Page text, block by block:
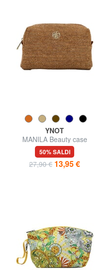
YNOT
MANILA Beauty case
50% SALDI
27,90 € 13,95 €